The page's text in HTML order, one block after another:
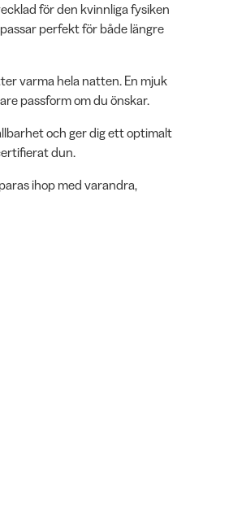
för den kvinnliga fysiken
perfekt för både längre
varma hela natten. En mjuk
passform om du önskar.
och ger dig ett optimalt
dun.
ihop med varandra,